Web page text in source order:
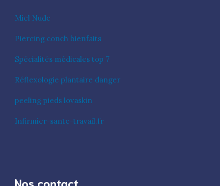
Miel Nude
Piercing conch bienfaits
Spécialités médicales top 7
Réflexologie plantaire danger
peeling pieds lovaskin
Infirmier-sante-travail.fr
Nos contact